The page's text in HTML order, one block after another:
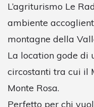
L’agriturismo Le
ambiente
montagne della
La location gode di
circostanti tra cui il
Monte Rosa.
Perfetto per chi